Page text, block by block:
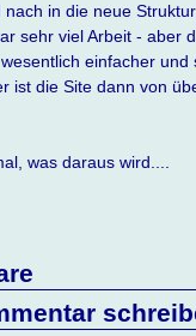
in die neue
sehr viel Arbeit - aber
einfacher und
ist die Site dann von
was daraus wird....